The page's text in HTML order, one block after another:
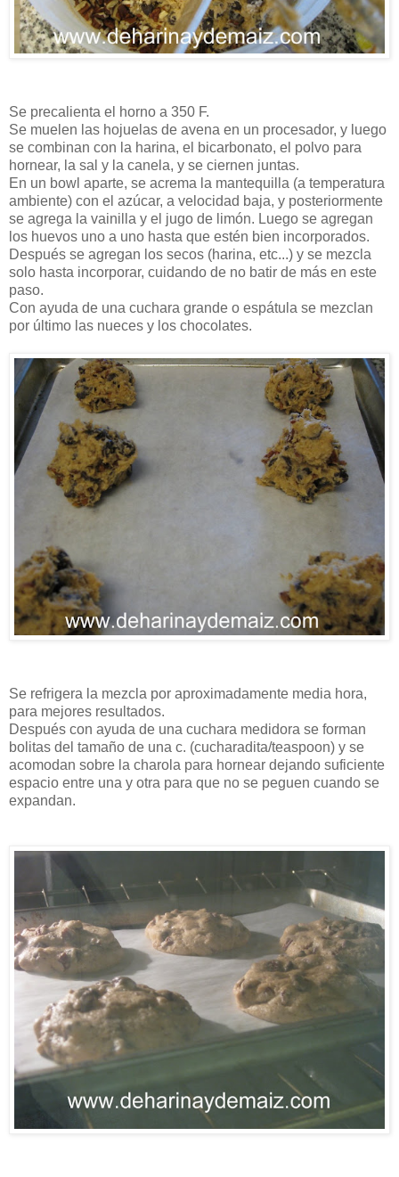
Se precalienta el horno a 350 F.
Se muelen las hojuelas de avena en un procesador, y luego
se combinan con la harina, el bicarbonato, el polvo para
hornear, la sal y la canela, y se ciernen juntas.
En un bowl aparte, se acrema la mantequilla (a temperatura
ambiente) con el azúcar, a velocidad baja, y posteriormente
se agrega la vainilla y el jugo de limón. Luego se agregan
los huevos uno a uno hasta que estén bien incorporados.
Después se agregan los secos (harina, etc...) y se mezcla
solo hasta incorporar, cuidando de no batir de más en este
paso.
Con ayuda de una cuchara grande o espátula se mezclan
por último las nueces y los chocolates.
Se refrigera la mezcla por aproximadamente media hora,
para mejores resultados.
Después con ayuda de una cuchara medidora se forman
bolitas del tamaño de una c. (cucharadita/teaspoon) y se
acomodan sobre la charola para hornear dejando suficiente
espacio entre una y otra para que no se peguen cuando se
expandan.